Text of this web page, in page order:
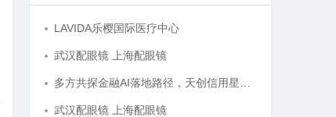
LAVIDA乐樱国际医疗中心
武汉配眼镜 上海配眼镜
武汉配眼镜 上海配眼镜